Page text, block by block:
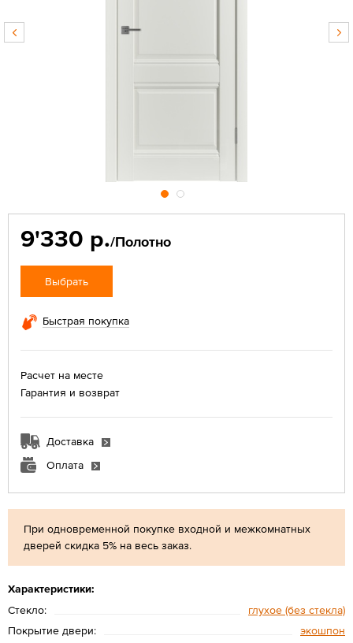
При одновременной покупке входной и межкомнатных
дверей скидка 5% на весь заказ.
Характеристики:
Стекло:
глухое (без стекла)
Покрытие двери:
экошпон
9'330 р./Полотно
Выбрать
Быстрая покупка
Расчет на месте
Гарантия и возврат
Доставка
Оплата